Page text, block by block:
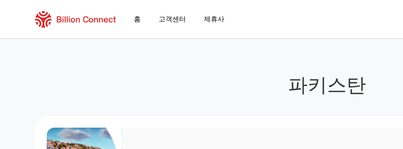
홈 고객센터 제휴사
파키스탄